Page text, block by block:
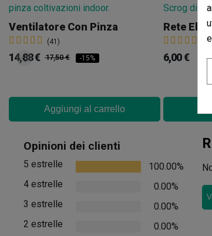
Ventilatore Con Pinza
(41)
14,88 € 17,50 € -15%
Aggiungi al carrello
(55)
6,00 €
Opinioni dei clienti
5 estrelle
100.00%
4 estrelle
0.00%
3 estrelle
0.00%
2 estrelle
0.00%